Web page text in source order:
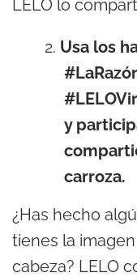
LELO lo
Usa los
y
carroza.
¿Has hecho
tienes la
cabeza? LELO